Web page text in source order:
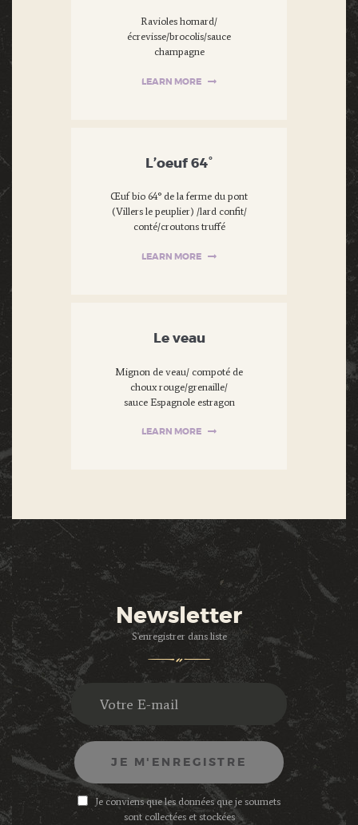
Ravioles homard/
écrevisse/brocolis/sauce
champagne
LEARN MORE
L’oeuf 64°
Œuf bio 64° de la ferme du pont
(Villers le peuplier) /lard confit/
conté/croutons truffé
LEARN MORE
Le veau
Mignon de veau/ compoté de
choux rouge/grenaille/
sauce Espagnole estragon
LEARN MORE
Newsletter
S'enregistrer dans liste
Je conviens que les données que je soumets
sont collectées et stockées